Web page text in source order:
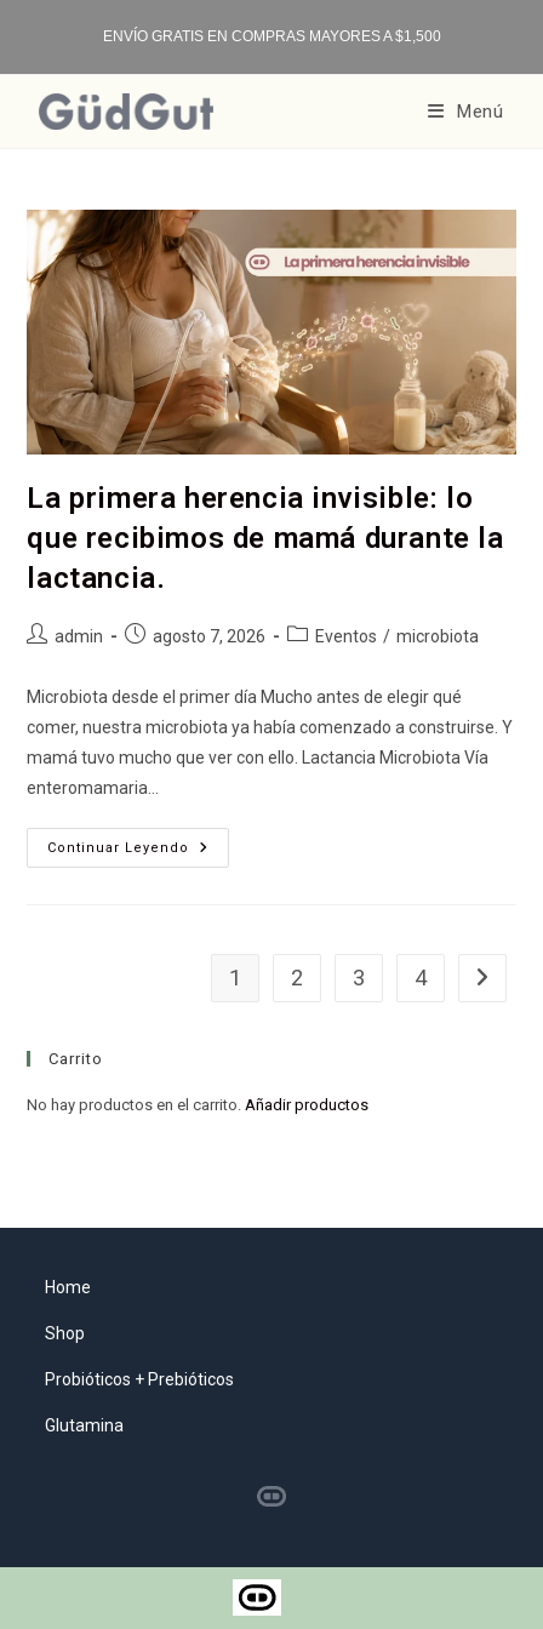
ENVÍO GRATIS EN COMPRAS MAYORES A $1,500
Menú
La primera herencia invisible: lo
que recibimos de mamá durante la
lactancia.
admin agosto 7, 2026 Eventos / microbiota
Microbiota desde el primer día Mucho antes de elegir qué
comer, nuestra microbiota ya había comenzado a construirse. Y
mamá tuvo mucho que ver con ello. Lactancia Microbiota Vía
enteromamaria…
Continuar Leyendo
1 2 3 4
Carrito
No hay productos en el carrito. Añadir productos
Home
Shop
Probióticos + Prebióticos
Glutamina